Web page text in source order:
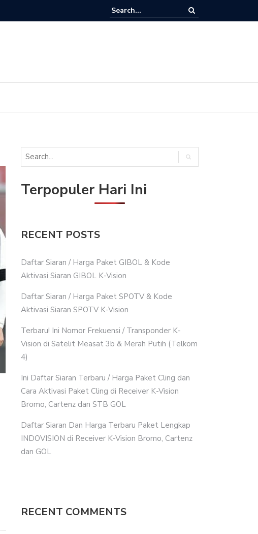
Ini Daftar Siaran Terbaru / Harga Paket Cling dan Cara Aktivasi Paket Cling di
Receiver K-Vision Bromo, Cartenz dan STB GOL
Terpopuler Hari Ini
RECENT POSTS
Daftar Siaran / Harga Paket GIBOL & Kode
Aktivasi Siaran GIBOL K-Vision
Daftar Siaran / Harga Paket SPOTV & Kode
Aktivasi Siaran SPOTV K-Vision
Terbaru! Ini Nomor Frekuensi / Transponder K-
Vision di Satelit Measat 3b & Merah Putih (Telkom
4)
Ini Daftar Siaran Terbaru / Harga Paket Cling dan
Cara Aktivasi Paket Cling di Receiver K-Vision
Bromo, Cartenz dan STB GOL
Daftar Siaran Dan Harga Terbaru Paket Lengkap
INDOVISION di Receiver K-Vision Bromo, Cartenz
dan GOL
RECENT COMMENTS